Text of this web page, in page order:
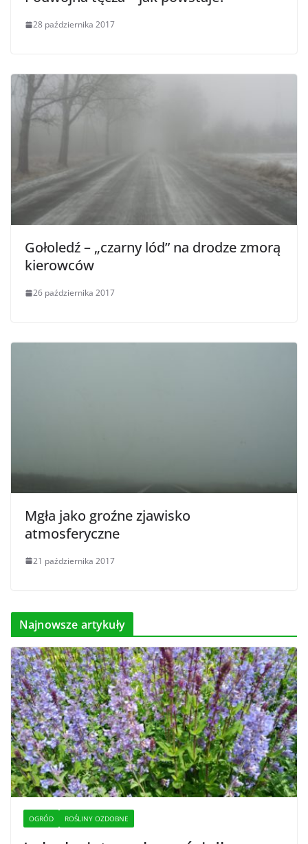
28 października 2017
Gołoledź – „czarny lód” na drodze zmorą
kierowców
26 października 2017
Mgła jako groźne zjawisko
atmosferyczne
21 października 2017
Najnowsze artykuły
OGRÓD ROŚLINY OZDOBNE